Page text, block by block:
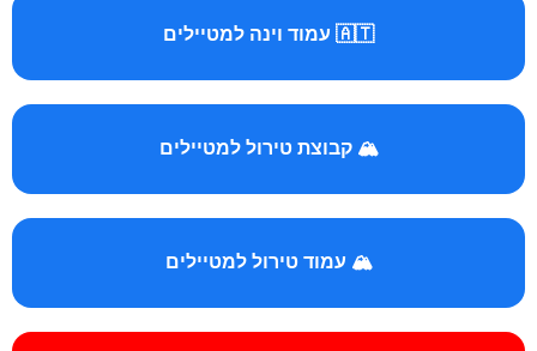
🇦🇹 עמוד וינה למטיילים
🏔️ קבוצת טירול למטיילים
🏔️ עמוד טירול למטיילים